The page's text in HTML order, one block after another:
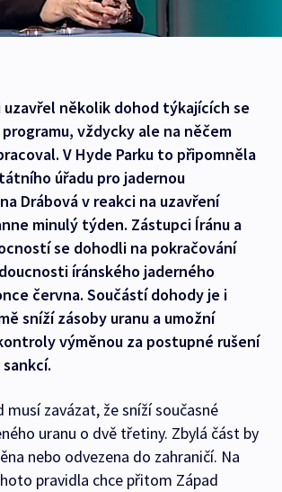
několik dohod týkajících se
vždycky ale na něčem
V Hyde Parku to připomněla
úřadu pro jadernou
Drábová v reakci na uzavření
minulý týden. Zástupci Íránu a
se dohodli na pokračování
íránského jaderného
června. Součástí dohody je i
sníží zásoby uranu a umožní
výměnou za postupné rušení
musí zavázat, že sníží současné
uranu o dvě třetiny. Zbylá část by
nebo odvezena do zahraničí. Na
pravidla chce přitom Západ